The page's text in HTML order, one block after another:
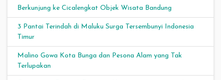
Berkunjung ke Cicalengkat Objek Wisata Bandung
3 Pantai Terindah di Maluku Surga Tersembunyi Indonesia
Timur
Malino Gowa Kota Bunga dan Pesona Alam yang Tak
Terlupakan